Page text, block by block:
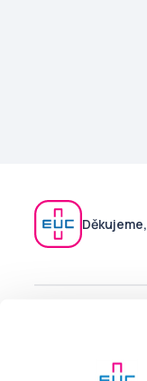
V případě